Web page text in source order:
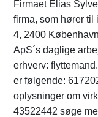
Firmaet Elias
firma, som hører til
4, 2400
ApS´s daglige
erhverv:
er følgende:
oplysninger om
43522442 søge